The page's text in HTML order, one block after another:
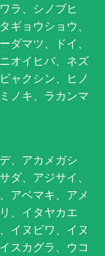
ラ、シノブヒ
ギョウショウ、
ダマツ、ドイ、
オイヒバ、ネズ
ャクシン、ヒノ
ノキ、ラカンマ
、アカメガシ
ダ、アジサイ、
アベマキ、アメ
、イタヤカエ
イヌビワ、イヌ
スカグラ、ウコ